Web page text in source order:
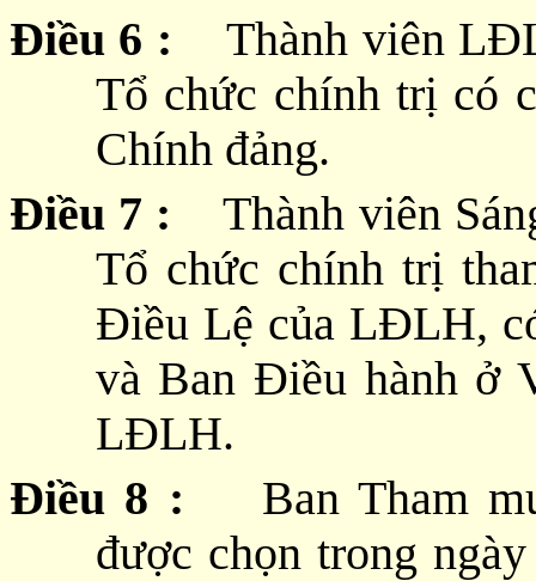
Điều 6 :Thành viên
Tổ chức chính trị có
Chính đảng.
Điều 7 : Thành viên
Tổ chức chính trị
Điều Lệ của LĐLH,
và Ban Điều hành ở
LĐLH.
Điều 8 : Ban Tham
được chọn trong